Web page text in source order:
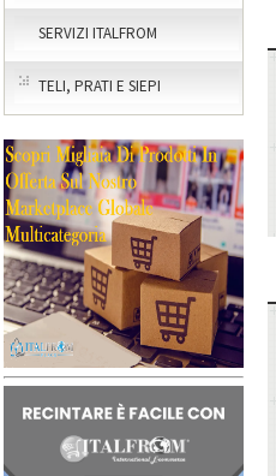
SERVIZI ITALFROM
TELI, PRATI E SIEPI